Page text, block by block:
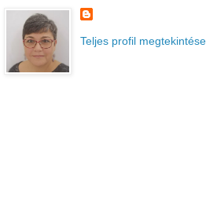
Teljes profil megtekintése